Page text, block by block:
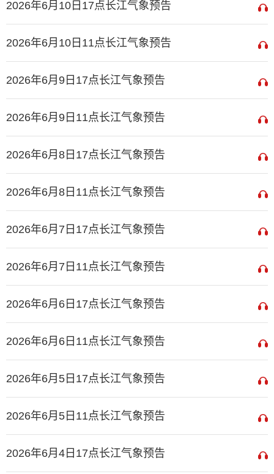
2026年6月10日17点长江气象预告
2026年6月10日11点长江气象预告
2026年6月9日17点长江气象预告
2026年6月9日11点长江气象预告
2026年6月8日17点长江气象预告
2026年6月8日11点长江气象预告
2026年6月7日17点长江气象预告
2026年6月7日11点长江气象预告
2026年6月6日17点长江气象预告
2026年6月6日11点长江气象预告
2026年6月5日17点长江气象预告
2026年6月5日11点长江气象预告
2026年6月4日17点长江气象预告